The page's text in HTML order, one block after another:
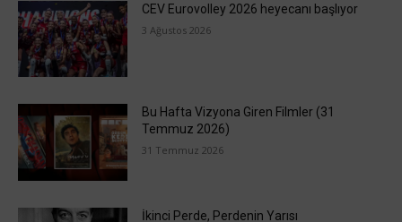
CEV Eurovolley 2026 heyecanı başlıyor
3 Ağustos 2026
Bu Hafta Vizyona Giren Filmler (31
Temmuz 2026)
31 Temmuz 2026
İkinci Perde, Perdenin Yarısı